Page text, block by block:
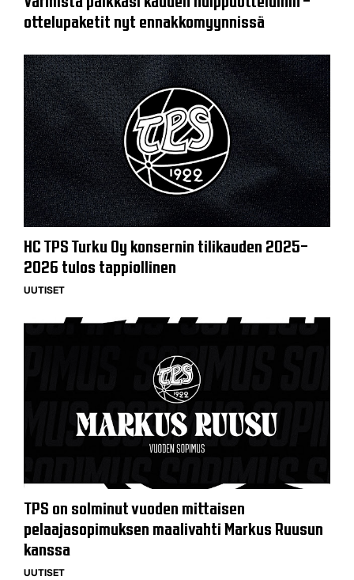
ottelupaketit nyt ennakkomyynnissä
HC TPS Turku Oy konsernin tilikauden 2025–
2026 tulos tappiollinen
UUTISET
TPS on solminut vuoden mittaisen
pelaajasopimuksen maalivahti Markus Ruusun
kanssa
UUTISET